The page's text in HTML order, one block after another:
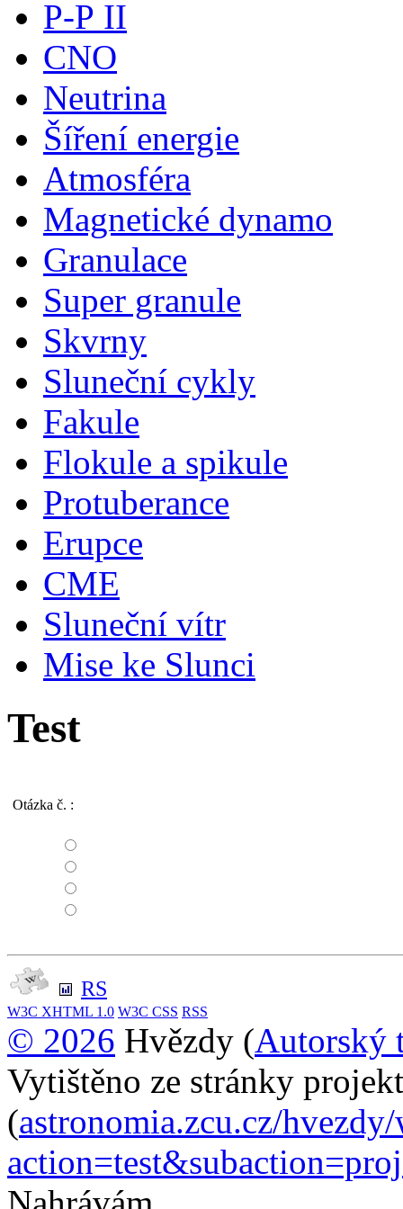
P-P II
CNO
Neutrina
Šíření energie
Atmosféra
Magnetické dynamo
Granulace
Super granule
Skvrny
Sluneční cykly
Fakule
Flokule a spikule
Protuberance
Erupce
CME
Sluneční vítr
Mise ke Slunci
Test
Otázka č. :
RS
W3C XHTML 1.0 W3C CSS RSS
© 2026 Hvězdy (Autorský
Vytištěno ze stránky
(astronomia.zcu.cz/